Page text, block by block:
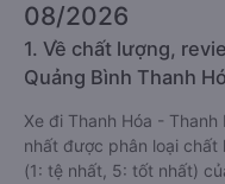
08/2026
1. Về chất lượng,
Quảng Bình Thanh
Xe đi Thanh Hóa -
nhất được phân loại
(1: tệ nhất, 5: tốt nhất)